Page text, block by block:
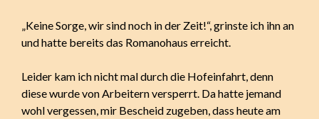
„Keine Sorge, wir sind noch in der Zeit!“, grinste ich ihn an
und hatte bereits das Romanohaus erreicht.
Leider kam ich nicht mal durch die Hofeinfahrt, denn
diese wurde von Arbeitern versperrt. Da hatte jemand
wohl vergessen, mir Bescheid zugeben, dass heute am